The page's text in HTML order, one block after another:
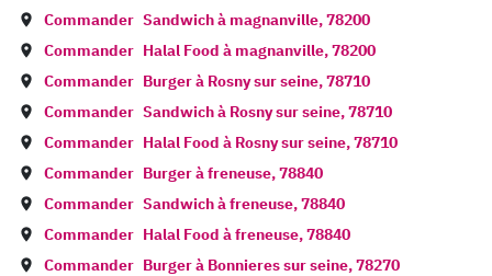
Commander Sandwich à magnanville,78200
Commander Halal Food à magnanville,78200
Commander Burger à Rosny sur seine,78710
Commander Sandwich à Rosny sur seine,78710
Commander Halal Food à Rosny sur seine,78710
Commander Burger àfreneuse,78840
Commander Sandwich àfreneuse,78840
Commander Halal Food àfreneuse,78840
Commander Burger à Bonnieres sur seine,78270